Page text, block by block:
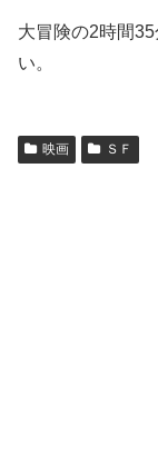
大冒険の2時間
い。
映画 ＳＦ